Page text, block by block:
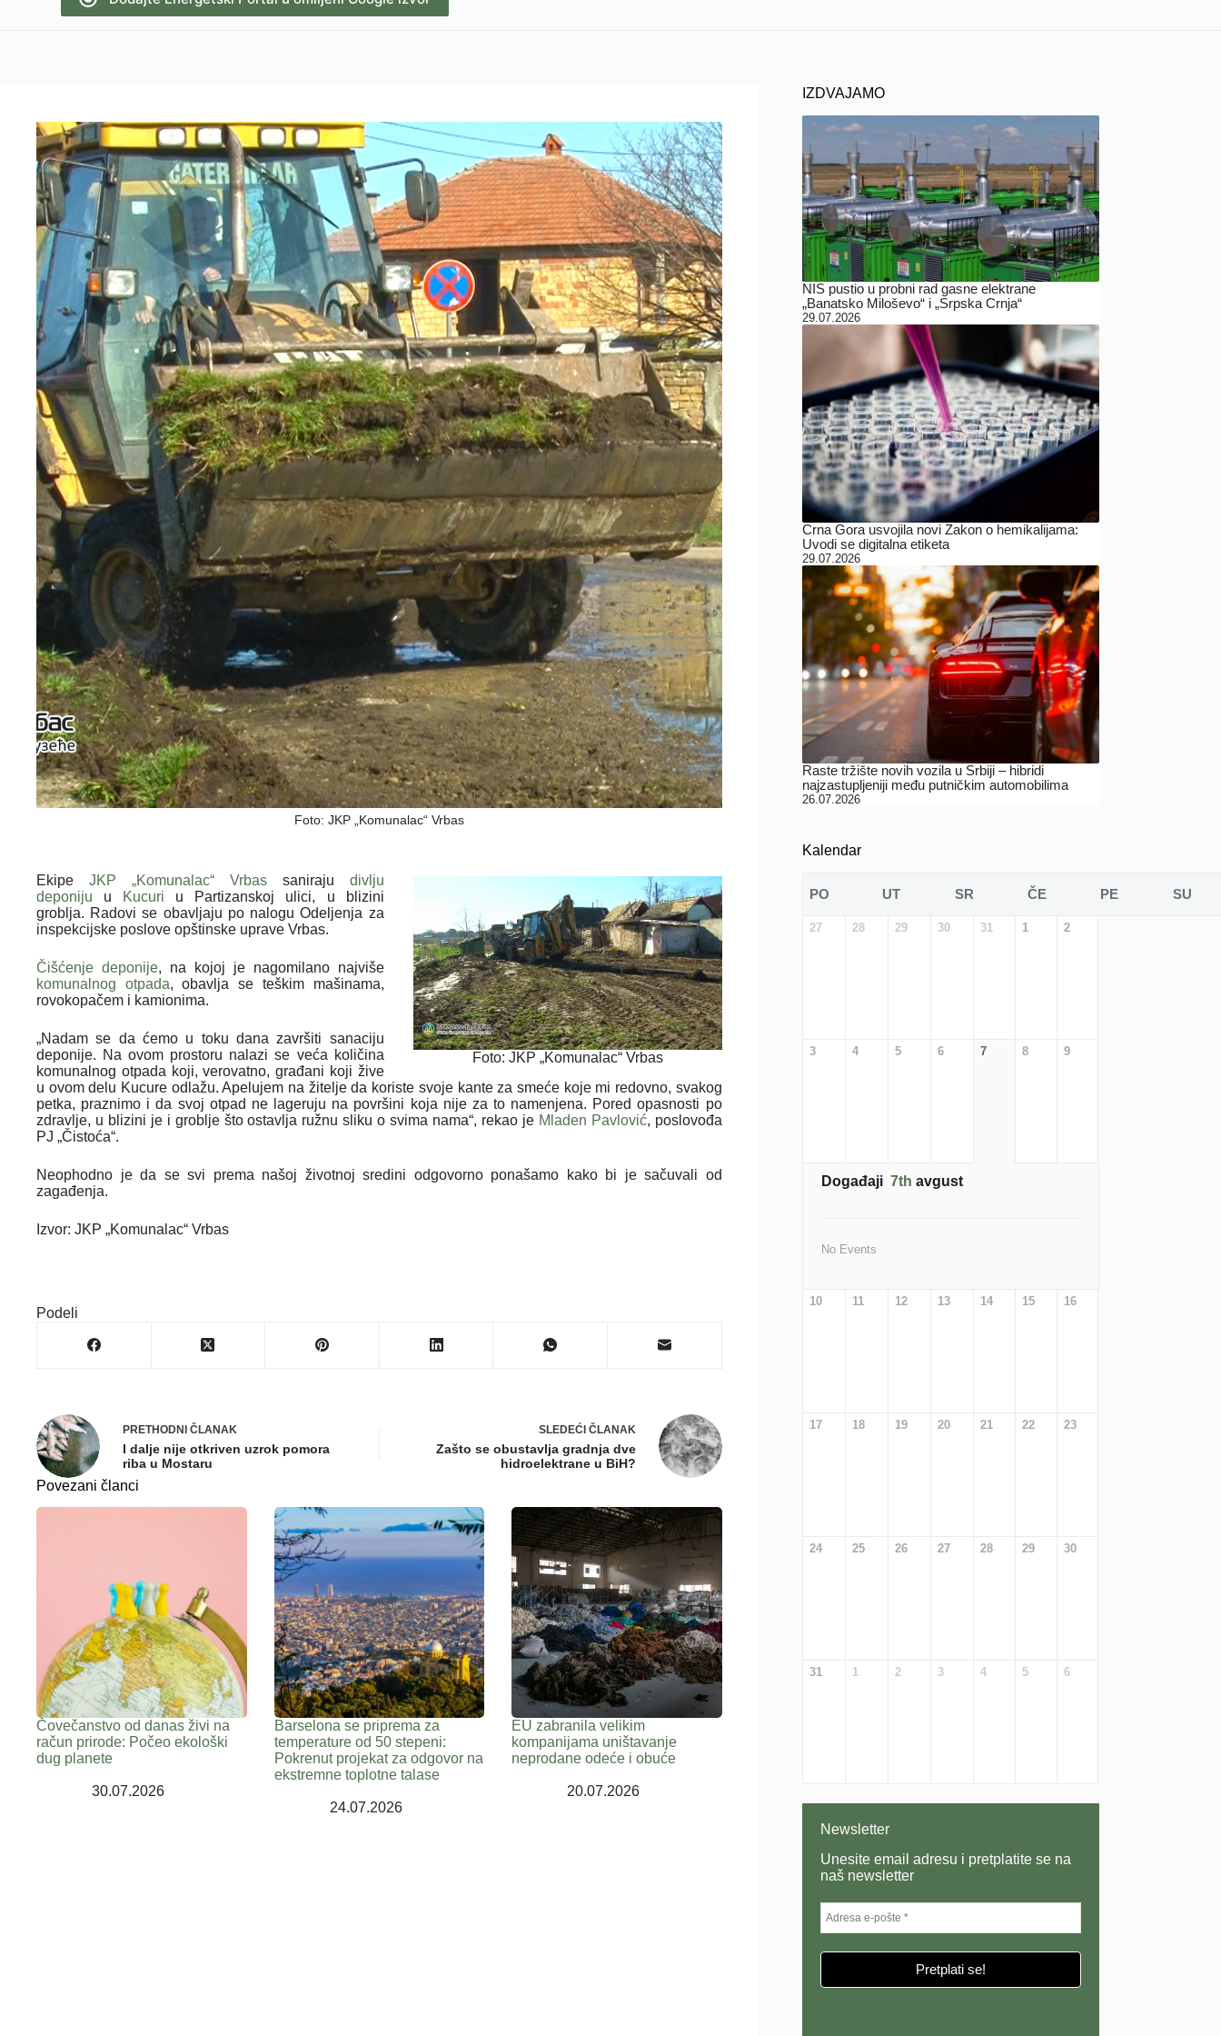
Foto: JKP „Komunalac“ Vrbas
Foto: JKP „Komunalac“ Vrbas
Ekipe JKP „Komunalac“ Vrbassaniraju divlju
deponiju u Kucuri u Partizanskoj ulici, u blizini
groblja. Radovi se obavljaju po nalogu Odeljenja za
inspekcijske poslove opštinske uprave Vrbas.
Čišćenje deponije, na kojoj je nagomilano najviše
komunalnog otpada, obavlja se teškim mašinama,
rovokopačem i kamionima.
„Nadam se da ćemo u toku dana završiti sanaciju
deponije. Na ovom prostoru nalazi se veća količina
komunalnog otpada koji, verovatno, građani koji žive
u ovom delu Kucure odlažu. Apelujem na žitelje da koriste svoje kante za smeće koje mi redovno, svakog
petka, praznimo i da svoj otpad ne lageruju na površini koja nije za to namenjena. Pored opasnosti po
zdravlje, u blizini je i groblje što ostavlja ružnu sliku o svima nama“, rekao je Mladen Pavlović, poslovođa
PJ „Čistoća“.
Neophodno je da se svi prema našoj životnoj sredini odgovorno ponašamo kako bi je sačuvali od
zagađenja.
Izvor: JKP „Komunalac“ Vrbas
Podeli
PRETHODNI ČLANAK
I dalje nije otkriven uzrok pomora
riba u Mostaru
SLEDEĆI ČLANAK
Zašto se obustavlja gradnja dve
hidroelektrane u BiH?
Povezani članci
Čovečanstvo od danas živi na
račun prirode: Počeo ekološki
dug planete
30.07.2026
Barselona se priprema za
temperature od 50 stepeni:
Pokrenut projekat za odgovor na
ekstremne toplotne talase
24.07.2026
EU zabranila velikim
kompanijama uništavanje
neprodane odeće i obuće
20.07.2026
IZDVAJAMO
NIS pustio u probni rad gasne elektrane
„Banatsko Miloševo“ i „Srpska Crnja“
29.07.2026
Crna Gora usvojila novi Zakon o hemikalijama:
Uvodi se digitalna etiketa
29.07.2026
Raste tržište novih vozila u Srbiji – hibridi
najzastupljeniji među putničkim automobilima
26.07.2026
Kalendar
PO UT SR ČE PE SU
27 28 29 30 31 1 2
3 4 5 6 7 8 9
Događaji 7th avgust
No Events
10 11 12 13 14 15 16
17 18 19 20 21 22 23
24 25 26 27 28 29 30
31 1 2 3 4 5 6
Newsletter
Unesite email adresu i pretplatite se na
naš newsletter